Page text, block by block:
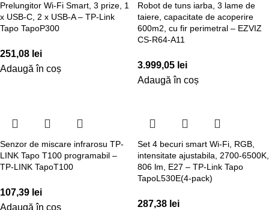
Prelungitor Wi-Fi Smart, 3 prize, 1
x USB-C, 2 x USB-A – TP-Link
Tapo TapoP300
251,08 lei
Adaugă în coș
Robot de tuns iarba, 3 lame de
taiere, capacitate de acoperire
600m2, cu fir perimetral – EZVIZ
CS-R64-A11
3.999,05 lei
Adaugă în coș
Senzor de miscare infrarosu TP-
LINK Tapo T100 programabil –
TP-LINK TapoT100
107,39 lei
Adaugă în coș
Set 4 becuri smart Wi-Fi, RGB,
intensitate ajustabila, 2700-6500K,
806 lm, E27 – TP-Link Tapo
TapoL530E(4-pack)
287,38 lei